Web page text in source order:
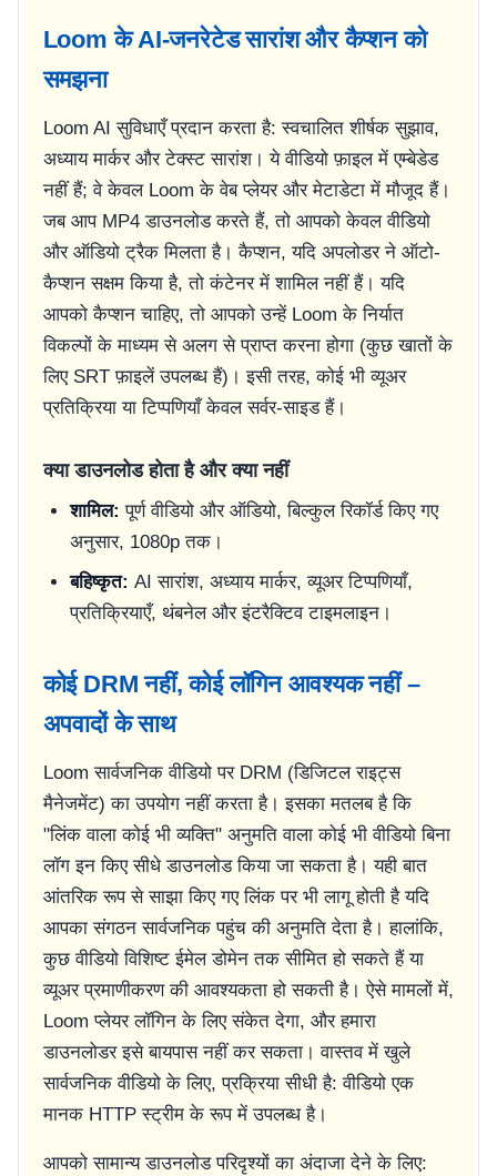
Loom के AI-जनरेटेड सारांश और कैप्शन को
समझना
Loom AI सुविधाएँ प्रदान करता है: स्वचालित शीर्षक सुझाव,
अध्याय मार्कर और टेक्स्ट सारांश। ये वीडियो फ़ाइल में एम्बेडेड
नहीं हैं; वे केवल Loom के वेब प्लेयर और मेटाडेटा में मौजूद हैं।
जब आप MP4 डाउनलोड करते हैं, तो आपको केवल वीडियो
और ऑडियो ट्रैक मिलता है। कैप्शन, यदि अपलोडर ने ऑटो-
कैप्शन सक्षम किया है, तो कंटेनर में शामिल नहीं हैं। यदि
आपको कैप्शन चाहिए, तो आपको उन्हें Loom के निर्यात
विकल्पों के माध्यम से अलग से प्राप्त करना होगा (कुछ खातों के
लिए SRT फ़ाइलें उपलब्ध हैं)। इसी तरह, कोई भी व्यूअर
प्रतिक्रिया या टिप्पणियाँ केवल सर्वर-साइड हैं।
क्या डाउनलोड होता है और क्या नहीं
शामिल: पूर्ण वीडियो और ऑडियो, बिल्कुल रिकॉर्ड किए गए
अनुसार, 1080p तक।
बहिष्कृत: AI सारांश, अध्याय मार्कर, व्यूअर टिप्पणियाँ,
प्रतिक्रियाएँ, थंबनेल और इंटरैक्टिव टाइमलाइन।
कोई DRM नहीं, कोई लॉगिन आवश्यक नहीं –
अपवादों के साथ
Loom सार्वजनिक वीडियो पर DRM (डिजिटल राइट्स
मैनेजमेंट) का उपयोग नहीं करता है। इसका मतलब है कि
"लिंक वाला कोई भी व्यक्ति" अनुमति वाला कोई भी वीडियो बिना
लॉग इन किए सीधे डाउनलोड किया जा सकता है। यही बात
आंतरिक रूप से साझा किए गए लिंक पर भी लागू होती है यदि
आपका संगठन सार्वजनिक पहुंच की अनुमति देता है। हालांकि,
कुछ वीडियो विशिष्ट ईमेल डोमेन तक सीमित हो सकते हैं या
व्यूअर प्रमाणीकरण की आवश्यकता हो सकती है। ऐसे मामलों में,
Loom प्लेयर लॉगिन के लिए संकेत देगा, और हमारा
डाउनलोडर इसे बायपास नहीं कर सकता। वास्तव में खुले
सार्वजनिक वीडियो के लिए, प्रक्रिया सीधी है: वीडियो एक
मानक HTTP स्ट्रीम के रूप में उपलब्ध है।
आपको सामान्य डाउनलोड परिदृश्यों का अंदाजा देने के लिए: